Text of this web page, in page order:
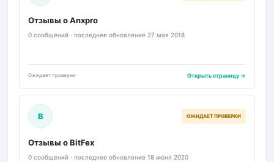
Отзывы о Anxpro
0 сообщений · последнее обновление 27 мая 2018
Ожидает проверки Открыть страницу →
B ОЖИДАЕТ ПРОВЕРКИ
Отзывы о BitFex
0 сообщений · последнее обновление 18 июня 2020